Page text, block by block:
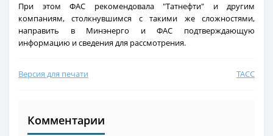
При этом ФАС рекомендовала "Татнефти" и другим
компаниям, столкнувшимся с такими же сложностями,
направить в Минэнерго и ФАС подтверждающую
информацию и сведения для рассмотрения.
Версия для печати ТАСС
Комментарии